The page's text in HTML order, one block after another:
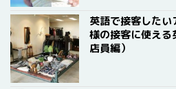
英語で接客した
様の接客に使え
店員編）